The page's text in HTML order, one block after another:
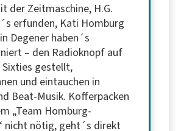
der Zeitmaschine, H.G.
erfunden, Kati Homburg
Degener haben´s
– den Radioknopf auf
Sixties gestellt,
und eintauchen in
Beat-Musik. Kofferpacken
„Team Homburg-
nicht nötig, geht´s direkt